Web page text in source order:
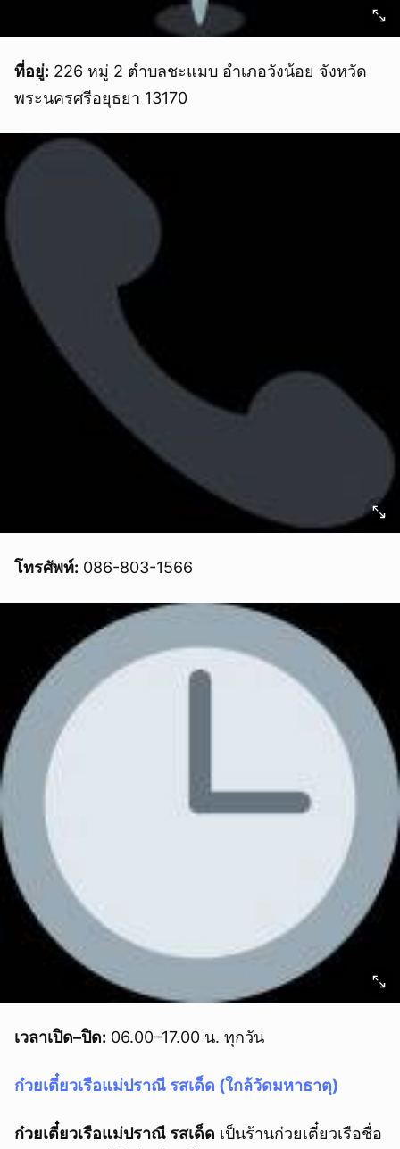
ที่อยู่: 226 หมู่ 2 ตำบลชะแมบ อำเภอวังน้อย จังหวัด
พระนครศรีอยุธยา 13170
โทรศัพท์: 086-803-1566
เวลาเปิด–ปิด: 06.00–17.00 น. ทุกวัน
ก๋วยเตี๋ยวเรือแม่ปราณี รสเด็ด (ใกล้วัดมหาธาตุ)
ก๋วยเตี๋ยวเรือแม่ปราณี รสเด็ด เป็นร้านก๋วยเตี๋ยวเรือชื่อ